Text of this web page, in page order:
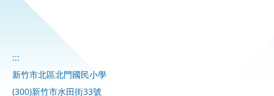
:::
新竹市北區北門國民小學
(300)新竹市水田街33號